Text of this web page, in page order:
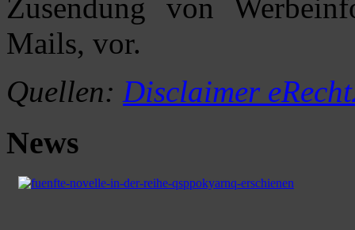
Zusendung von
Mails, vor.
Quellen: Disclaimer
News